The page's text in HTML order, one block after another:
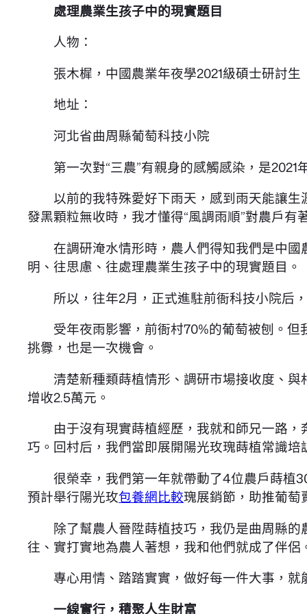
處理農業生孩子中的現實題目
人物：
張木樨，中國農業年夜學2021級碩士研討生
地址：
河北省曲周縣葡萄科技小院
第一次對“三農”有親身的感觸感染，是2021
以前的我特殊愛好下雨天，感到雨天能讓生
發黑顆粒無收時，我才懂得“風調雨順”對農戶有
在調研淹水情形時，農人們得知我們是中國
明、往思慮、往處理農業生孩子中的現實題目。
所以，往年2月，正式進駐前衙科技小院后，
受年夜雨影響，前衙村70%的葡萄被刨。但
挑釁，也是一次機會。
清楚新種類蒔植情形、調研市場接收度、與
增收2.5萬元。
由于沒有現實蒔植經歷，我就和師兄一路，
巧。回村后，我們當即展開陽光玫瑰蒔植常識
很榮幸，我們第一年就帶動了4位農戶蒔植
預計舉行陽光玫包養網比較瑰展銷節，助推葡萄
除了幫農人晉陞蒔植技巧，我仍是曲周縣的
往、實打實地為農人著想，我和他們就成了伴
專心用情、踏踏實實，做好每一件大事，就
一線實行，積聚人生財富